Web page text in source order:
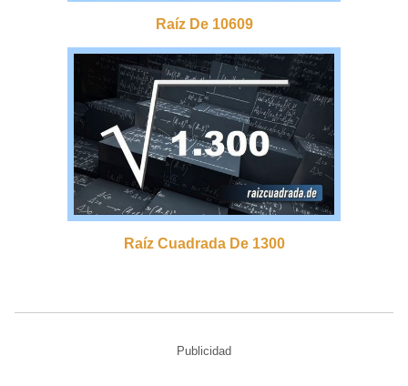
Raíz De 10609
Raíz Cuadrada De 1300
Publicidad